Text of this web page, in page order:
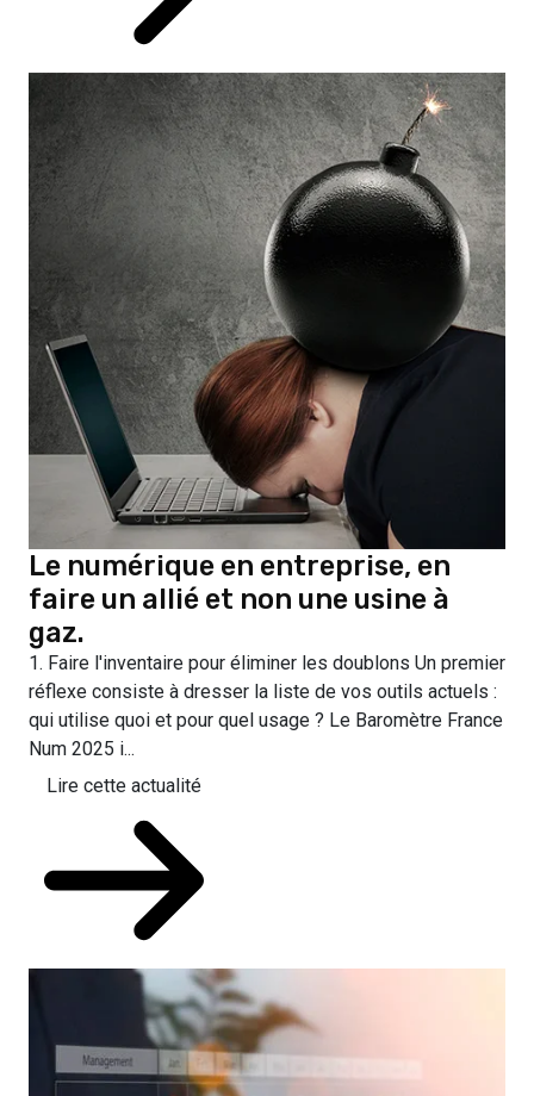
Le numérique en entreprise, en
faire un allié et non une usine à
gaz.
1. Faire l'inventaire pour éliminer les doublons Un premier
réflexe consiste à dresser la liste de vos outils actuels :
qui utilise quoi et pour quel usage ? Le Baromètre France
Num 2025 i...
Lire cette actualité